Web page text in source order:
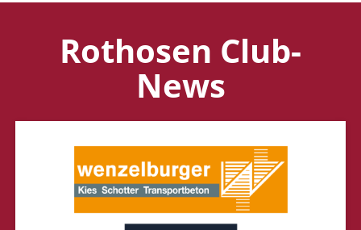
Rothosen Club-
News